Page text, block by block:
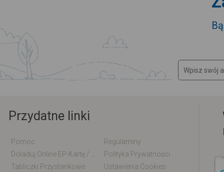
Przydatne linki
Pomoc
Regulaminy
Polityka Prywatności
Tabliczki Przystankowe
Ustawienia Cookies